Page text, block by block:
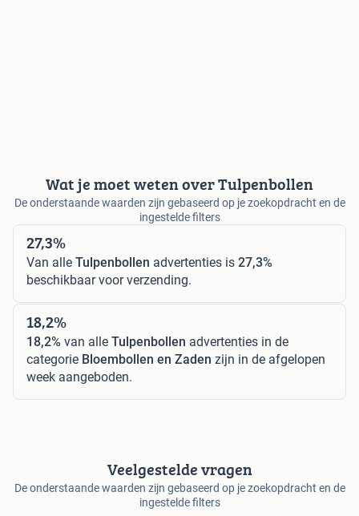
Wat je moet weten over Tulpenbollen
De onderstaande waarden zijn gebaseerd op je zoekopdracht en de
ingestelde filters
27,3%
Van alle Tulpenbollen advertenties is 27,3%
beschikbaar voor verzending.
18,2%
18,2% van alle Tulpenbollen advertenties in de
categorie Bloembollen en Zaden zijn in de afgelopen
week aangeboden.
Veelgestelde vragen
De onderstaande waarden zijn gebaseerd op je zoekopdracht en de
ingestelde filters